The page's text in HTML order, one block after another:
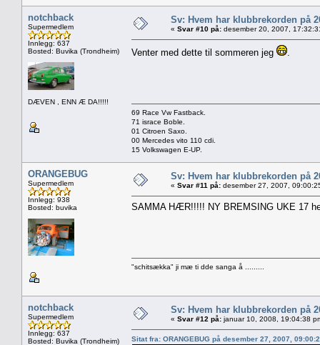
notchback
Supermedlem
Innlegg: 637
Bosted: Buvika (Trondheim)
DÆVEN , ENN Æ DA!!!!!
Sv: Hvem har klubbrekorden på
« Svar #10 på: desember 20, 2007,
Venter med dette til sommeren jeg
69 Race Vw Fastback.
71 israce Boble.
01 Citroen Saxo.
00 Mercedes vito 110 cdi.
15 Volkswagen E-UP.
ORANGEBUG
Supermedlem
Innlegg: 938
Bosted: buvika
Sv: Hvem har klubbrekorden på
« Svar #11 på: desember 27, 2007,
SAMMA HÆR!!!!! NY BREMSING UKE 17
"schitsækka" ji mæ ti dde sanga å .........
notchback
Supermedlem
Innlegg: 637
Bosted: Buvika (Trondheim)
Sv: Hvem har klubbrekorden på
« Svar #12 på: januar 10, 2008, 19:04:38
Sitat fra: ORANGEBUG på desember 27, 2007,